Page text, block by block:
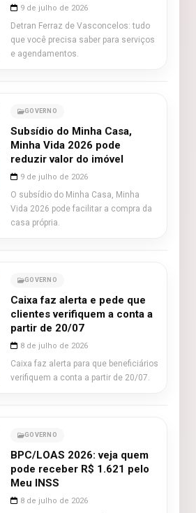
9 de julho de 2026
Detran Ferraz de Vasconcelos: tudo
que você precisa saber para serviços
e agendamentos.
GOVERNO
Subsídio do Minha Casa,
Minha Vida 2026 pode
reduzir valor do imóvel
9 de julho de 2026
O subsídio do Minha Casa, Minha
Vida 2026 pode facilitar a compra da
casa própria.
GOVERNO
Caixa faz alerta e pede que
clientes verifiquem a conta a
partir de 20/07
8 de julho de 2026
Caixa faz alerta para que beneficiários
verifiquem a conta a partir de 20/07.
GOVERNO
BPC/LOAS 2026: veja quem
pode receber R$ 1.621 pelo
Meu INSS
8 de julho de 2026